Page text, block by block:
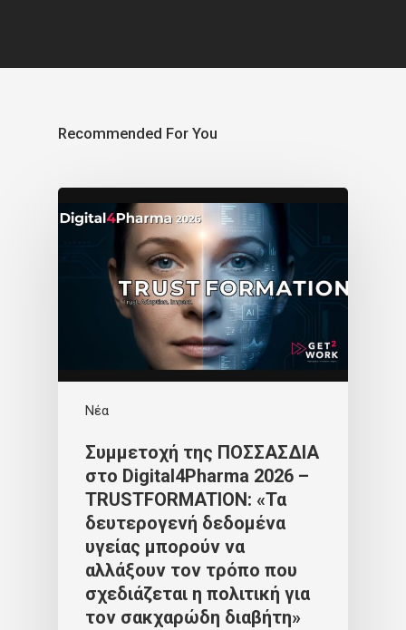
Recommended For You
Νέα
Συμμετοχή της ΠΟΣΣΑΣΔΙΑ
στο Digital4Pharma 2026 –
TRUSTFORMATION: «Τα
δευτερογενή δεδομένα
υγείας μπορούν να
αλλάξουν τον τρόπο που
σχεδιάζεται η πολιτική για
τον σακχαρώδη διαβήτη»